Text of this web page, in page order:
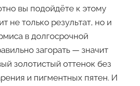
вы подойдёте к этому
не только результат, но и
в долгосрочной
загорать — значит
золотистый оттенок без
и пигментных пятен. И